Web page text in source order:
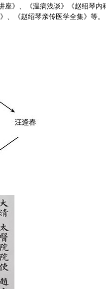
座》、《温病浅谈》《赵绍琴内
、《赵绍琴亲传医学全集》等。